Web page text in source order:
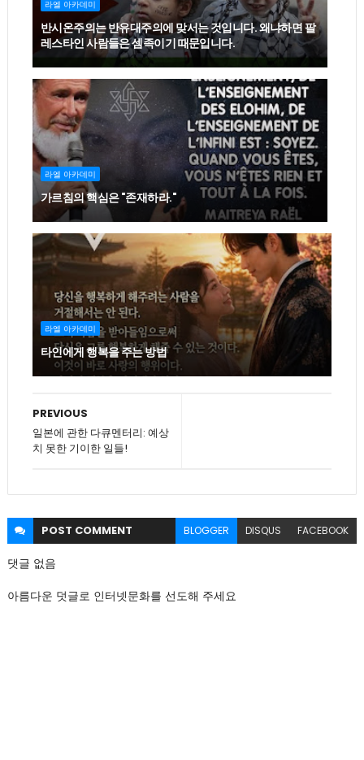
라엘 아카데미
반시온주의는 반유대주의에 맞서는 것입니다. 왜냐하면 팔
레스타인 사람들은 셈족이기 때문입니다.
라엘 아카데미
가르침의 핵심은 "존재하라."
라엘 아카데미
타인에게 행복을 주는 방법
PREVIOUS
일본에 관한 다큐멘터리: 예상
치 못한 기이한 일들!
POST COMMENT BLOGGER DISQUS FACEBOOK
댓글 없음
아름다운 덧글로 인터넷문화를 선도해 주세요